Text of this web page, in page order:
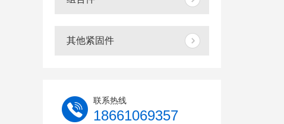
其他紧固件
联系热线
18661069357